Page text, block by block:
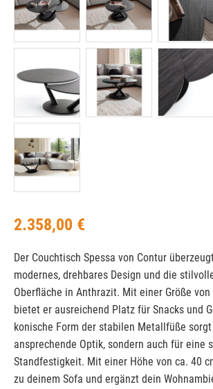
2.358,00 €
Der Couchtisch Spessa von Contur
modernes, drehbares Design und die
Oberfläche in Anthrazit. Mit einer Größe von
bietet er ausreichend Platz für Snacks und
konische Form der stabilen Metallfüße
ansprechende Optik, sondern auch für eine
Standfestigkeit. Mit einer Höhe von ca. 40
zu deinem Sofa und ergänzt dein